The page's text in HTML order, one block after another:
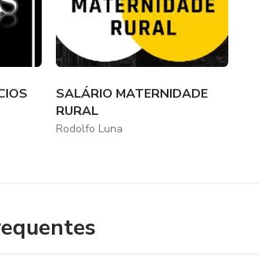
SALÁRIO MATERNIDADE
RURAL
Rodolfo Luna